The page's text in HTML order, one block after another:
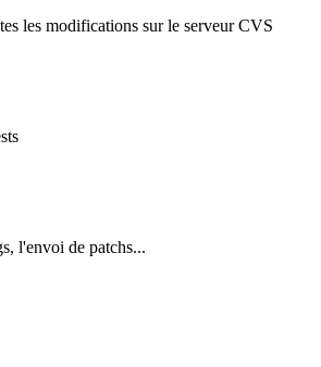
les modifications sur le serveur CVS
l'envoi de patchs...